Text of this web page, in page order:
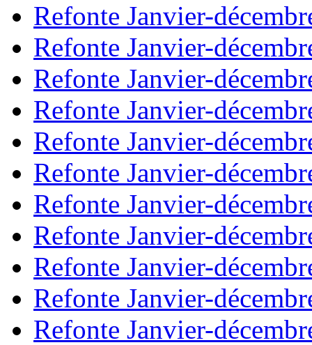
Refonte Janvier-
Refonte Janvier-
Refonte Janvier-
Refonte Janvier-
Refonte Janvier-
Refonte Janvier-
Refonte Janvier-
Refonte Janvier-
Refonte Janvier-
Refonte Janvier-
Refonte Janvier-